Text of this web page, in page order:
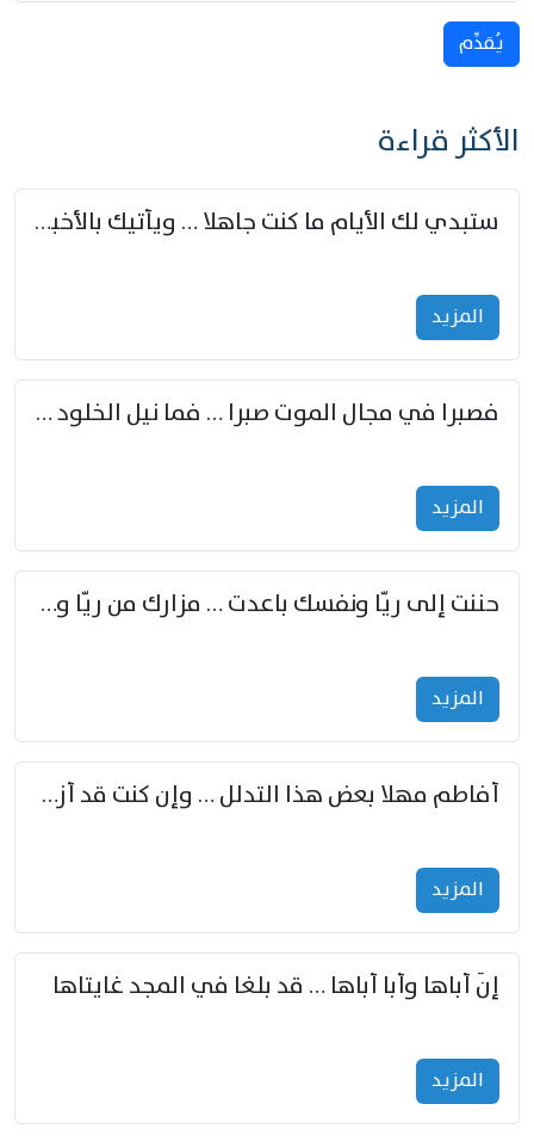
يُقدِّم
الأكثر قراءة
ستبدي لك الأيام ما كنت جاهلا … ويأتيك بالأخبار من لم تزوّد
المزید
فصبرا في مجال الموت صبرا … فما نيل الخلود بمستطاع
المزید
حننت إلى ريّا ونفسك باعدت … مزارك من ريّا وشعباكما معا
المزید
أفاطم مهلا بعض هذا التدلل … وإن كنت قد أزمعت صرمي فأجملي
المزید
إنّ أباها وأبا أباها … قد بلغا في المجد غايتاها
المزید